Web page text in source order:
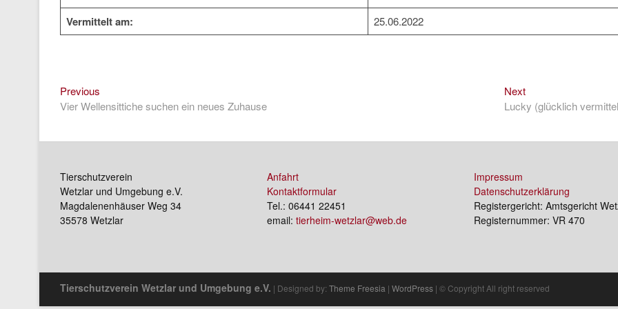
Vermittelt am: 25.06.2022
Beitragsnavigation
Previous
post:
Vier Wellensittiche suchen ein neues Zuhause
NextNext
post:
Lucky (glücklich
Tierschutzverein
Wetzlar und Umgebung e.V.
Magdalenenhäuser Weg 34
35578 Wetzlar
Anfahrt
Kontaktformular
Tel.: 06441 22451
email: tierheim-wetzlar@web.de
Impressum
Datenschutzerklärung
Registergericht: Amtsgericht
Registernummer: VR 470
Tierschutzverein Wetzlar und Umgebung e.V. | Designed by: Theme Freesia | WordPress | © Copyright All right reserved